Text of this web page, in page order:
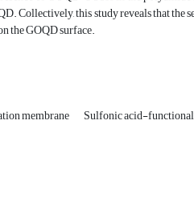
Collectively, this study reveals that
the GOQD surface.
membrane Sulfonic acid-